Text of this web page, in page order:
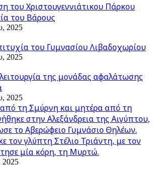
του Χριστουγεννιάτικου Πάρκου
του Βάρους
2025
του Γυμνασίου Λιβαδοχωρίου
2025
της μονάδας αφαλάτωσης
2025
τη Σμύρνη και μητέρα από τη
στην Αλεξάνδρεια της Αιγύπτου,
το Αβερώφειο Γυμνάσιο Θηλέων.
τον γλύπτη Στέλιο Τριάντη, με τον
μία κόρη, τη Μυρτώ.
2025